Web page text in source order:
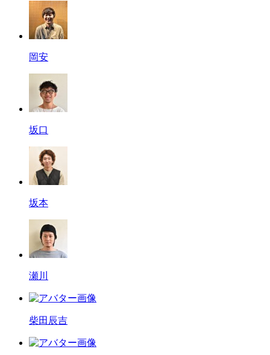
岡安
坂口
坂本
瀬川
柴田辰吉